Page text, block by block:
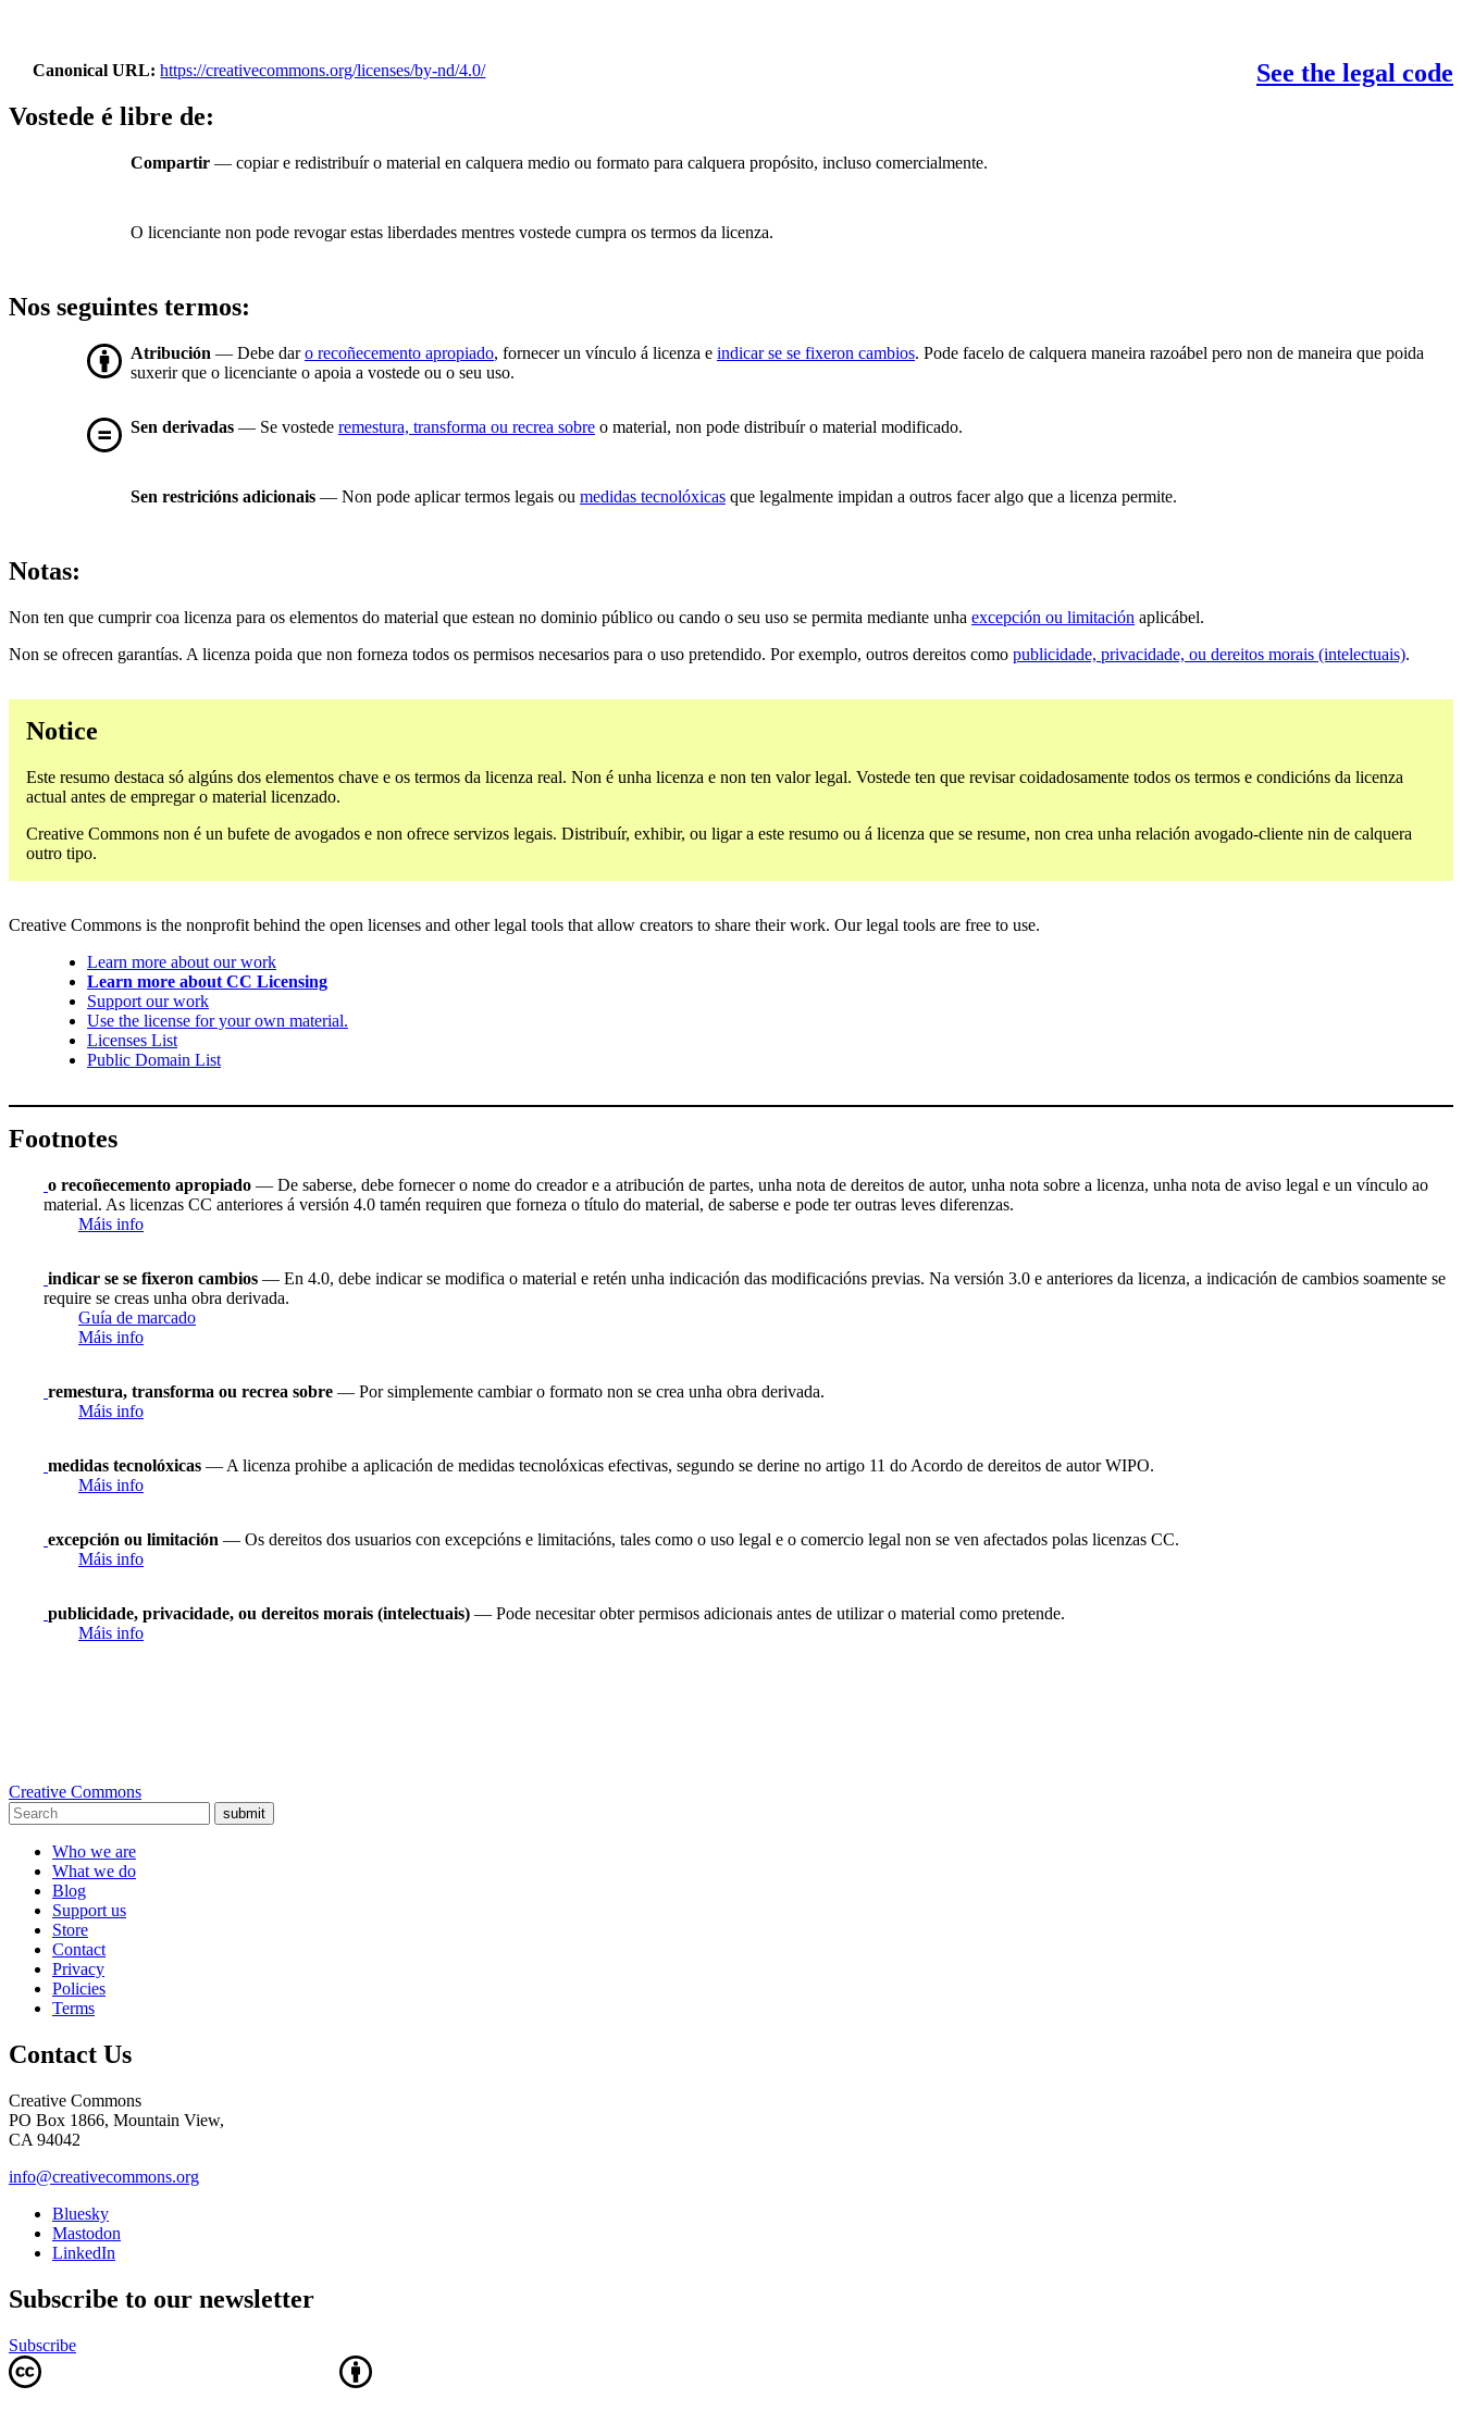
Canonical URL https://creativecommons.org/licenses/by-nd/4.0/
See the legal code
Vostede é libre de:
Compartir — copiar e redistribuír o material en calquera medio ou formato para calquera propósito, incluso comercialmente.
O licenciante non pode revogar estas liberdades mentres vostede cumpra os termos da licenza.
Nos seguintes termos:
Atribución — Debe daro recoñecemento apropiado, fornecer un vínculo á licenza e indicar se se fixeron cambios. Pode facelo de calquera maneira razoábel pero non de maneira que poida
suxerir que o licenciante o apoia a vostede ou o seu uso.
Sen derivadas — Se vostede remestura, transforma ou recrea sobre o material, non pode distribuír o material modificado.
Sen restricións adicionais — Non pode aplicar termos legais ou medidas tecnolóxicas que legalmente impidan a outros facer algo que a licenza permite.
Notas:
Non ten que cumprir coa licenza para os elementos do material que estean no dominio público ou cando o seu uso se permita mediante unha excepción ou limitación aplicábel.
Non se ofrecen garantías. A licenza poida que non forneza todos os permisos necesarios para o uso pretendido. Por exemplo, outros dereitos como publicidade, privacidade, ou dereitos morais (intelectuais).
Notice
Este resumo destaca só algúns dos elementos chave e os termos da licenza real. Non é unha licenza e non ten valor legal. Vostede ten que revisar coidadosamente todos os termos e condicións da licenza
actual antes de empregar o material licenzado.
Creative Commons non é un bufete de avogados e non ofrece servizos legais. Distribuír, exhibir, ou ligar a este resumo ou á licenza que se resume, non crea unha relación avogado-cliente nin de calquera
outro tipo.
Creative Commons is the nonprofit behind the open licenses and other legal tools that allow creators to share their work. Our legal tools are free to use.
Learn more about our work
Learn more about CC Licensing
Support our work
Use the license for your own material.
Licenses List
Public Domain List
Footnotes
o recoñecemento apropiado — De saberse, debe fornecer o nome do creador e a atribución de partes, unha nota de dereitos de autor, unha nota sobre a licenza, unha nota de aviso legal e un vínculo ao
material. As licenzas CC anteriores á versión 4.0 tamén requiren que forneza o título do material, de saberse e pode ter outras leves diferenzas.
Máis info
indicar se se fixeron cambios — En 4.0, debe indicar se modifica o material e retén unha indicación das modificacións previas. Na versión 3.0 e anteriores da licenza, a indicación de cambios soamente se
require se creas unha obra derivada.
Guía de marcado
Máis info
remestura, transforma ou recrea sobre — Por simplemente cambiar o formato non se crea unha obra derivada.
Máis info
medidas tecnolóxicas — A licenza prohibe a aplicación de medidas tecnolóxicas efectivas, segundo se derine no artigo 11 do Acordo de dereitos de autor WIPO.
Máis info
excepción ou limitación — Os dereitos dos usuarios con excepcións e limitacións, tales como o uso legal e o comercio legal non se ven afectados polas licenzas CC.
Máis info
publicidade, privacidade, ou dereitos morais (intelectuais) — Pode necesitar obter permisos adicionais antes de utilizar o material como pretende.
Máis info
Creative Commons
submit
Who we are
What we do
Blog
Support us
Store
Contact
Privacy
Policies
Terms
Contact Us
Creative Commons
PO Box 1866, Mountain View,
CA 94042
info@creativecommons.org
Bluesky
Mastodon
LinkedIn
Subscribe to our newsletter
Subscribe